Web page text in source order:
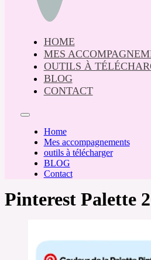
HOME
MES
OUTILS À
BLOG
CONTACT
Home
Mes accompagnements
outils à télécharger
BLOG
Contact
Pinterest Palette